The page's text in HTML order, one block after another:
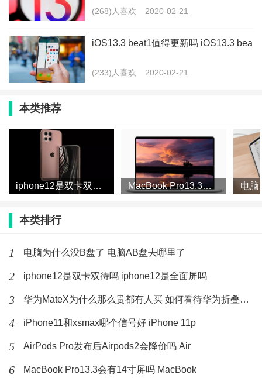
也越来越不适合我们使用了，到现在A盘也成为了历
史。
总结一句话：它们的消失，只是技术的进步导致的！
电脑C盘满了怎么清理
重新安装系统后，用shadow defender锁死就可以了，和
装好系统后要进行系统优化再锁死就可以了，系统盘满
了没办法清理的，备份好数据后重装吧，或者用ghost来
最新文章
vivox30玩游戏卡吗 vivox30可以用4g卡
(268)人喜欢 2020-02-21
iOS13.3 beat1值得更新吗 iOS13.3 bea
(233)人喜欢 2020-02-21
本类推荐
iphone12是双卡双待吗 iphone12是全面屏吗 MacBook Pro13.3会有14寸屏吗 MacBook
本类排行
1 电脑为什么没B盘了 电脑AB盘去哪里了
2 iphone12是双卡双待吗 iphone12是全面屏吗
3 华为MateX为什么那么贵都有人买 如何看待华为折叠屏手机被
4 iPhone11和xsmax哪个信号好 iPhone 11p
5 AirPods Pro发布后Airpods2会降价吗 Air
6 MacBook Pro13.3会有14寸屏吗 MacBook